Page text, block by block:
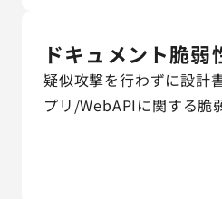
ドキュメント脆弱
疑似攻撃を行わずに設計
プリ/WebAPIに関する脆